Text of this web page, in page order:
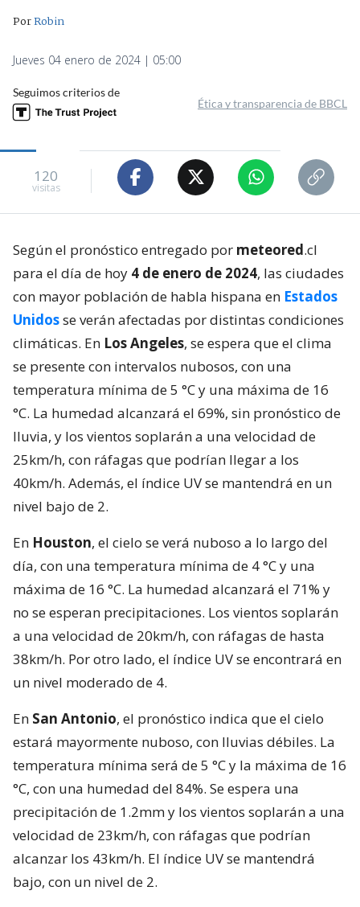
PorRobin
Jueves 04 enero de 2024 | 05:00
Seguimos criterios de
Ética y transparencia de BBCL
120
visitas
Según el pronóstico entregado por meteored.cl
para el día de hoy 4 de enero de 2024, las ciudades
con mayor población de habla hispana en Estados
Unidosse verán afectadas por distintas condiciones
climáticas. En Los Angeles, se espera que el clima
se presente con intervalos nubosos, con una
temperatura mínima de 5 °C y una máxima de 16
°C. La humedad alcanzará el 69%, sin pronóstico de
lluvia, y los vientos soplarán a una velocidad de
25km/h, con ráfagas que podrían llegar a los
40km/h. Además, el índice UV se mantendrá en un
nivel bajo de 2.
En Houston, el cielo se verá nuboso a lo largo del
día, con una temperatura mínima de 4 °C y una
máxima de 16 °C. La humedad alcanzará el 71% y
no se esperan precipitaciones. Los vientos soplarán
a una velocidad de 20km/h, con ráfagas de hasta
38km/h. Por otro lado, el índice UV se encontrará en
un nivel moderado de 4.
En San Antonio, el pronóstico indica que el cielo
estará mayormente nuboso, con lluvias débiles. La
temperatura mínima será de 5 °C y la máxima de 16
°C, con una humedad del 84%. Se espera una
precipitación de 1.2mm y los vientos soplarán a una
velocidad de 23km/h, con ráfagas que podrían
alcanzar los 43km/h. El índice UV se mantendrá
bajo, con un nivel de 2.